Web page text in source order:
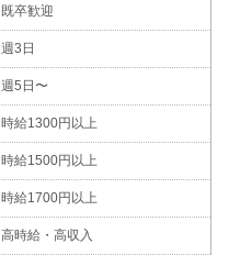
既卒歓迎
週3日
週5日〜
時給1300円以上
時給1500円以上
時給1700円以上
高時給・高収入